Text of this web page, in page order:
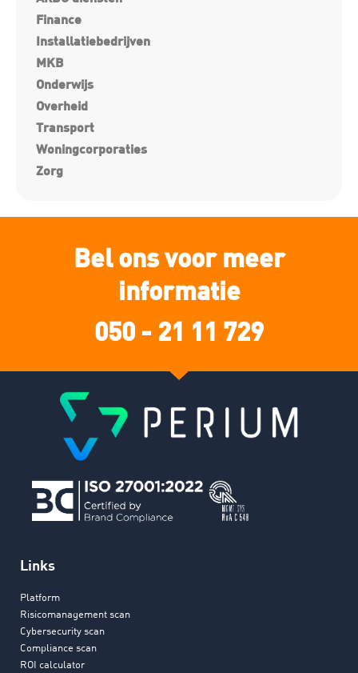
Finance
Installatiebedrijven
MKB
Onderwijs
Overheid
Transport
Woningcorporaties
Zorg
Bel ons voor meer
informatie
050 - 21 11 729
Links
Platform
Risicomanagement scan
Cybersecurity scan
Compliance scan
ROI calculator